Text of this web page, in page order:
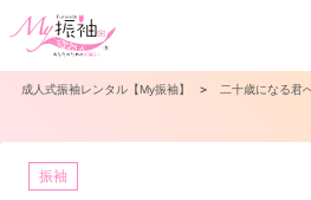
成人式振袖レンタル【My振袖】 ＞ 二十歳になる君
振袖